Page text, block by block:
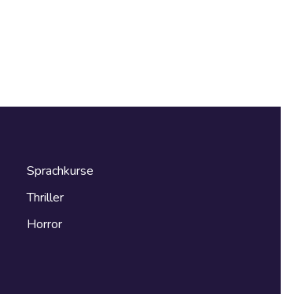
Sprachkurse
Thriller
Horror